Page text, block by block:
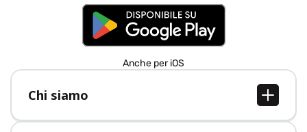
Anche per iOS
Chi siamo
Chi siamo